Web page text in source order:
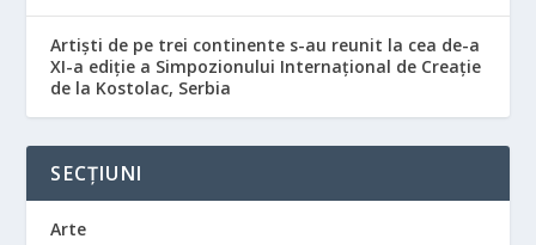
Artiști de pe trei continente s-au reunit la cea de-a
XI-a ediție a Simpozionului Internațional de Creație
de la Kostolac, Serbia
SECȚIUNI
Arte